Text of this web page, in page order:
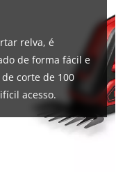
relva, é
de forma fácil e
corte de 100
acesso.